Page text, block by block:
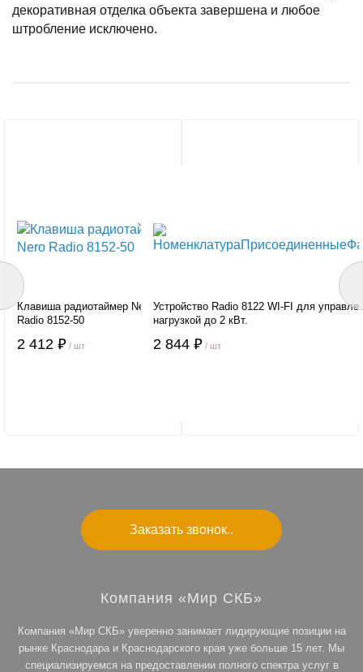
декоративная отделка объекта завершена и любое
штробление исключено.
Клавиша радиотаймер Nero
Radio 8152-50
2 412 ₽ / шт
Устройство Radio 8122 WI-FI для
нагрузкой до 2 кВт.
2 844 ₽/ шт
Заказать звонок..
Компания «Мир СКБ»
Компания «Мир СКБ» уверенно занимает лидирующие позиции на
рынке Краснодара и Краснодарского края уже больше 15 лет. Мы
специализируемся на предоставлении полного спектра услуг в